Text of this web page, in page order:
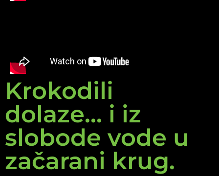
Krokodili
dolaze... i iz
slobode vode u
začarani krug.